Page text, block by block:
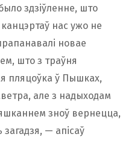
здзіўленне, што
нас ужо не
новае
што з траўня
пляцоўка ў Пышках,
але з надыходам
зноў вернецца,
— апісаў